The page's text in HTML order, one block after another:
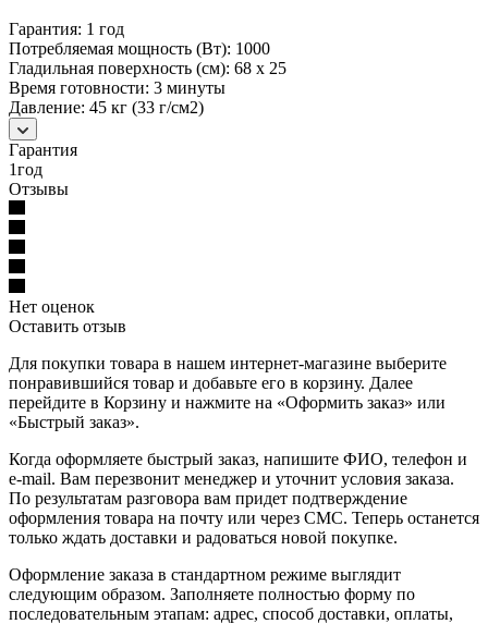
Гарантия: 1 год
Потребляемая мощность (Вт): 1000
Гладильная поверхность (см): 68 х 25
Время готовности: 3 минуты
Давление: 45 кг (33 г/см2)
Гарантия
1год
Отзывы
Нет оценок
Оставить отзыв
Для покупки товара в нашем интернет-магазине выберите
понравившийся товар и добавьте его в корзину. Далее
перейдите в Корзину и нажмите на «Оформить заказ» или
«Быстрый заказ».
Когда оформляете быстрый заказ, напишите ФИО, телефон и
e-mail. Вам перезвонит менеджер и уточнит условия заказа.
По результатам разговора вам придет подтверждение
оформления товара на почту или через СМС. Теперь останется
только ждать доставки и радоваться новой покупке.
Оформление заказа в стандартном режиме выглядит
следующим образом. Заполняете полностью форму по
последовательным этапам: адрес, способ доставки, оплаты,